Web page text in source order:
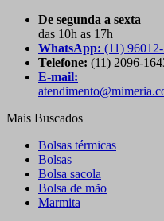
De segunda a sexta
das 10h as 17h
WhatsApp: (11)
Telefone: (11) 2096-
E-mail:
Mais Buscados
Bolsas térmicas
Bolsas
Bolsa sacola
Bolsa de mão
Marmita